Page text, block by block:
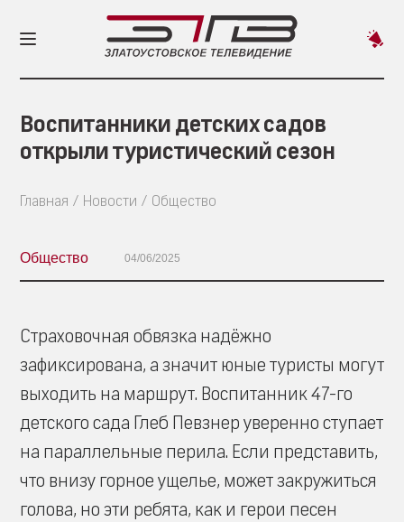
Воспитанники детских садов
открыли туристический сезон
Главная Новости Общество
Общество 04/06/2025
Страховочная обвязка надёжно
зафиксирована, а значит юные туристы могут
выходить на маршрут. Воспитанник 47-го
детского сада Глеб Певзнер уверенно ступает
на параллельные перила. Если представить,
что внизу горное ущелье, может закружиться
голова, но эти ребята, как и герои песен